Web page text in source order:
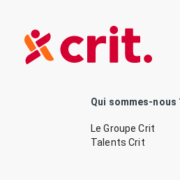
Qui sommes-nous
Le Groupe Crit
Talents Crit